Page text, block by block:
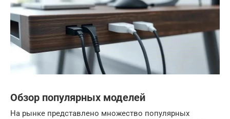
Обзор популярных моделей
На рынке представлено множество популярных